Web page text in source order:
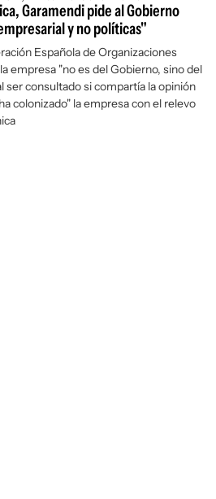
Garamendi pide al Gobierno
y no políticas"
Española de Organizaciones
empresa "no es del Gobierno, sino del
ser consultado si compartía la opinión
colonizado" la empresa con el relevo